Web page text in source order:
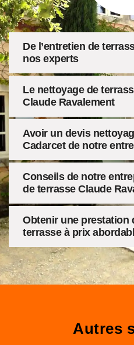
De l’entretien de
nos experts
Le nettoyage de
Claude Ravalement
Avoir un devis
Cadarcet de notre
Conseils de notre
de terrasse Claude
Obtenir une prestation
terrasse à prix
Autres